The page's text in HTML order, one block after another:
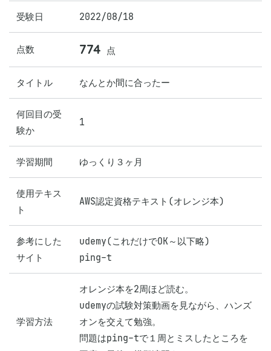
受験日 2022/08/18
点数 774 点
タイトル なんとか間に合ったー
何回目の受
験か
1
学習期間 ゆっくり３ヶ月
使用テキス
ト
AWS認定資格テキスト(オレンジ本)
参考にした
サイト
udemy(これだけでOK～以下略)
ping-t
学習方法
オレンジ本を2周ほど読む。
udemyの試験対策動画を見ながら、ハンズ
オンを交えて勉強。
問題はping-tで１周とミスしたところを